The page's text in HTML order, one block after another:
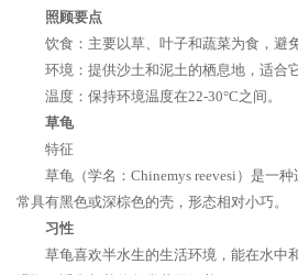
照顾要点
饮食：主要以草、叶子和蔬菜为食，避
环境：提供沙土和泥土的栖息地，适合
温度：保持环境温度在22-30°C之间。
草龟
特征
草龟（学名：Chinemys reevesi）是一
常具有黑色或深棕色的壳，形态相对小巧。
习性
草龟喜欢半水生的生活环境，能在水中